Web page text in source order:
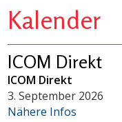
Kalender
ICOM Direkt
ICOM Direkt
3. September 2026
Nähere Infos